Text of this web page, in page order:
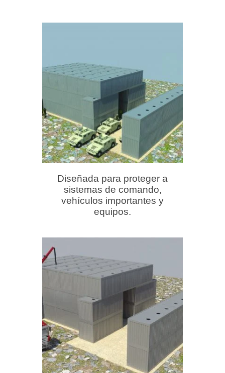
Diseñada para proteger a
sistemas de comando,
vehículos importantes y
equipos.